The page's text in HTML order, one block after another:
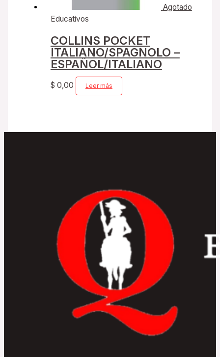
Agotado
Educativos
COLLINS POCKET
ITALIANO/SPAGNOLO –
ESPAÑOL/ITALIANO
$ 0,00 Leer más